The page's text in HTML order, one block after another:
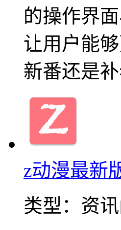
的操作界
让用户能
新番还是
z动漫最新
类型： 资